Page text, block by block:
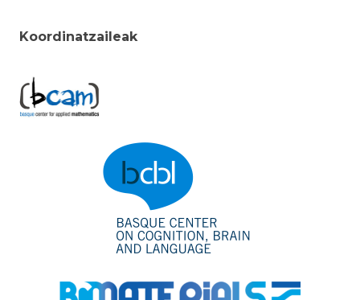
Koordinatzaileak